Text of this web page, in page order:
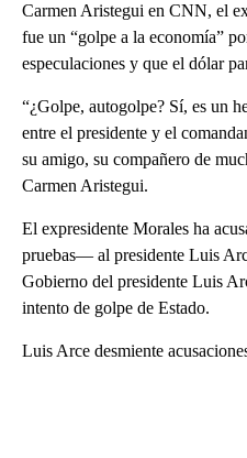
Carmen Aristegui en CNN, el
fue un “golpe a la economía”
especulaciones y que el dólar
“¿Golpe, autogolpe? Sí, es un
entre el presidente y el
su amigo, su compañero de
Carmen Aristegui.
El expresidente Morales ha
pruebas— al presidente Luis
Gobierno del presidente Luis
intento de golpe de Estado.
Luis Arce desmiente